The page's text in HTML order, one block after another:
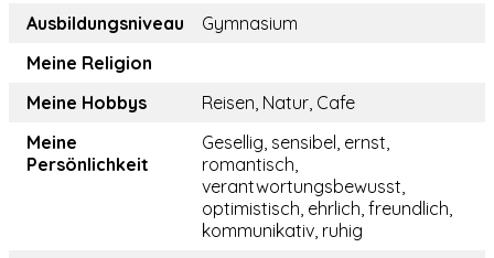
Ausbildungsniveau
Gymnasium
Meine Religion
Meine Hobbys
Reisen, Natur, Cafe
Meine
Persönlichkeit
Gesellig, sensibel, ernst,
romantisch,
verantwortungsbewusst,
optimistisch, ehrlich, freundlich,
kommunikativ, ruhig